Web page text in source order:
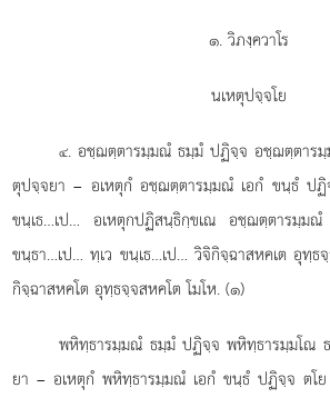
๑. วิภงฺควาโร
นเหตุปจฺจโย
๔. อชฺฌตฺตารมฺมณํ ธมฺมํ ปฏิจฺจ อชฺฌตฺตาร
ตุปจฺจยา – อเหตุกํ อชฺฌตฺตารมฺมณํ เอกํ ขนฺธํ ปฏิ
ขนฺเธ…เป… อเหตุกปฏิสนฺธิกฺขเณ อชฺฌตฺตารมฺ
ขนฺธา…เป… ทฺเว ขนฺเธ…เป… วิจิกิจฺฉาสหคเต อุทฺธ
กิจฺฉาสหคโต อุทฺธจฺจสหคโตโมโห. (๑)
พหิทฺธารมฺมณํ ธมฺมํ ปฏิจฺจ พหิทฺธารมฺมโณ
ยา – อเหตุกํ พหิทฺธารมฺมณํ เอกํ ขนฺธํ ปฏิจฺจ ตโ